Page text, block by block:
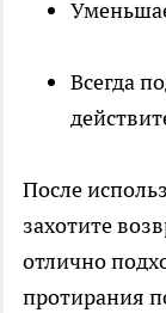
Всегда
После
захотите
отлично
протирания